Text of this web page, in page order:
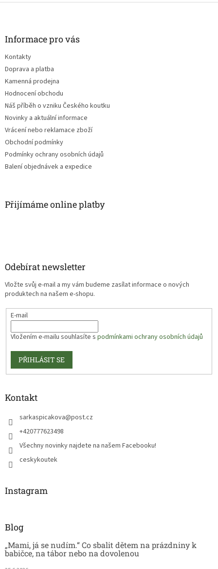
Informace pro vás
Kontakty
Doprava a platba
Kamenná prodejna
Hodnocení obchodu
Náš příběh o vzniku Českého koutku
Novinky a aktuální informace
Vrácení nebo reklamace zboží
Obchodní podmínky
Podmínky ochrany osobních údajů
Balení objednávek a expedice
Přijímáme online platby
Odebírat newsletter
Vložte svůj e-mail a my vám budeme zasílat informace o nových
produktech na našem e-shopu.
E-mail
Vložením e-mailu souhlasíte s podmínkami ochrany osobních údajů
PŘIHLÁSIT SE
Kontakt
sarkaspicakova@post.cz
+420777623498
Všechny novinky najdete na našem Facebooku!
ceskykoutek
Instagram
Blog
„Mami, já se nudím.“ Co sbalit dětem na prázdniny k
babičce, na tábor nebo na dovolenou